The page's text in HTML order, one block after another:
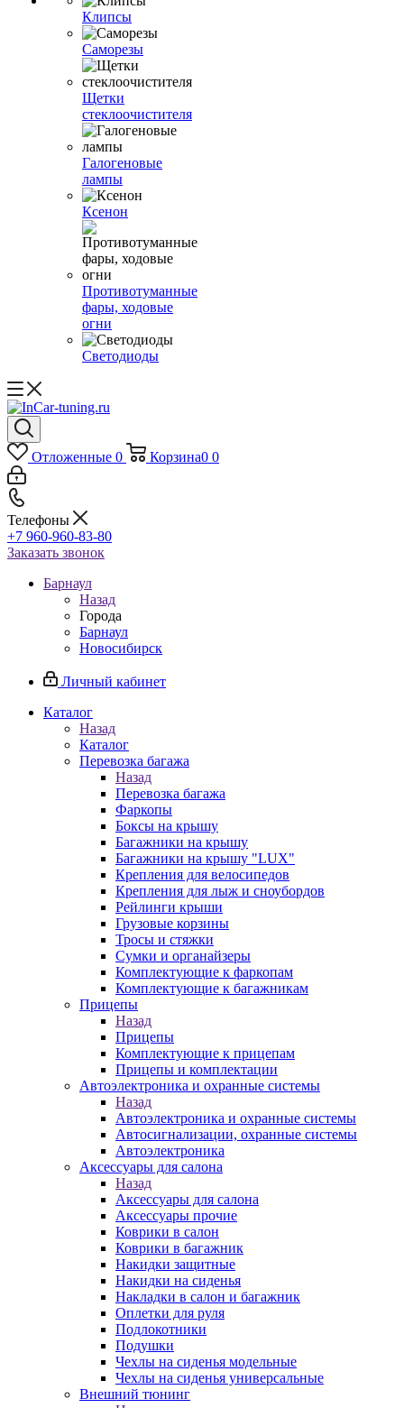
Клипсы
Саморезы
Щетки
стеклоочистителя
Галогеновые
лампы
Ксенон
Противотуманные
фары, ходовые
огни
Светодиоды
Отложенные 0 Корзина0 0
Телефоны
+7 960-960-83-80
Заказать звонок
Барнаул
Назад
Города
Барнаул
Новосибирск
Личный кабинет
Каталог
Назад
Каталог
Перевозка багажа
Назад
Перевозка багажа
Фаркопы
Боксы на крышу
Багажники на крышу
Багажники на крышу "LUX"
Крепления для велосипедов
Крепления для лыж и сноубордов
Рейлинги крыши
Грузовые корзины
Тросы и стяжки
Сумки и органайзеры
Комплектующие к фаркопам
Комплектующие к багажникам
Прицепы
Назад
Прицепы
Комплектующие к прицепам
Прицепы и комплектации
Автоэлектроника и охранные системы
Назад
Автоэлектроника и охранные системы
Автосигнализации, охранные системы
Автоэлектроника
Аксессуары для салона
Назад
Аксессуары для салона
Аксессуары прочие
Коврики в салон
Коврики в багажник
Накидки защитные
Накидки на сиденья
Накладки в салон и багажник
Оплетки для руля
Подлокотники
Подушки
Чехлы на сиденья модельные
Чехлы на сиденья универсальные
Внешний тюнинг